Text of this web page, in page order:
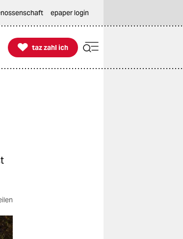
epaper login

taz zahl ich
taz zahl ich